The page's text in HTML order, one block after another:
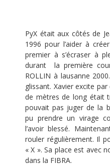
PyX était aux côtés de
1996 pour l’aider à
premier à s’écraser à
durant la première
ROLLIN à lausanne
glissant. Xavier excite
de mètres de long était
pouvait pas juger de la
pu prendre un virage
l’avoir blessé.
rouler régulièrement. Il
« X ». Sa place est avec
dans la FIBRA.